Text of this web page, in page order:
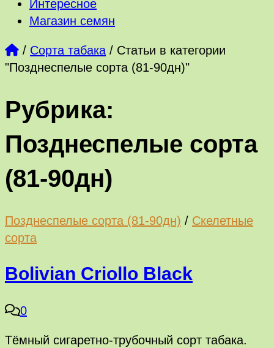
Интересное
Магазин семян
/ Сорта табака / Статьи в категории
"Позднеспелые сорта (81-90дн)"
Рубрика:
Позднеспелые сорта
(81-90дн)
Позднеспелые сорта (81-90дн) / Скелетные
сорта
Bolivian Criollo Black
0
Тёмный сигаретно-трубочный сорт табака.